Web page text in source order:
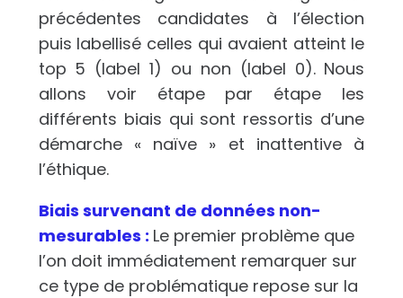
précédentes candidates à l’élection
puis labellisé celles qui avaient atteint le
top 5 (label 1) ou non (label 0). Nous
allons voir étape par étape les
différents biais qui sont ressortis d’une
démarche « naïve » et inattentive à
l’éthique.
Biais survenant de données non-
mesurables : Le premier problème que
l’on doit immédiatement remarquer sur
ce type de problématique repose sur la